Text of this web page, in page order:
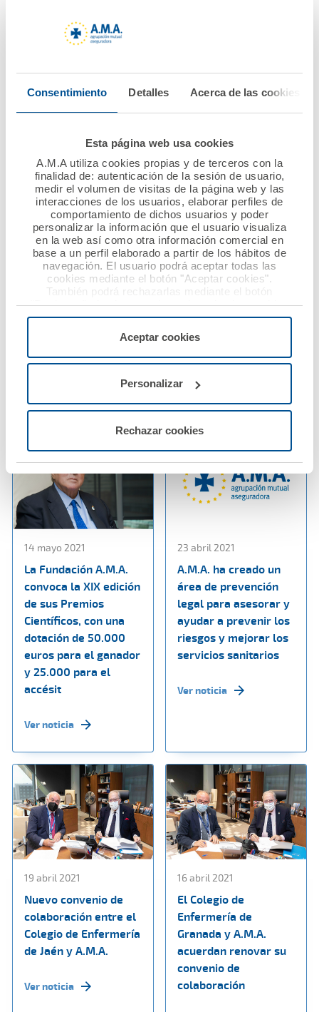
Consentimiento Detalles Acerca de las cookies
Esta página web usa cookies
A.M.A utiliza cookies propias y de terceros con la
finalidad de: autenticación de la sesión de usuario,
medir el volumen de visitas de la página web y las
interacciones de los usuarios, elaborar perfiles de
comportamiento de dichos usuarios y poder
personalizar la información que el usuario visualiza
en la web así como otra información comercial en
base a un perfil elaborado a partir de los hábitos de
navegación. El usuario podrá aceptar todas las
cookies mediante el botón "Aceptar cookies".
También podrá rechazarlas mediante el botón
"Rechazar", donde se rechazarán todas las cookies
menos las necesarias para permitir el acceso a los
configurarlas usando el botón “Personalizar".
Aceptar cookies
Personalizar
Rechazar cookies
colaboración entre
A.M.A. y el Colegio de
Ver noticia
60.000 euros
28 mayo 2021
A.M.A. aumenta su
hasta superar los 12
millones de euros
18 mayo 2021
Acuerdo de
Colegio de Enfermería
de Teruel y A.M.A.
14 mayo 2021
La Fundación A.M.A.
convoca la XIX edición
de sus Premios
Científicos, con una
dotación de 50.000
euros para el ganador
y 25.000 para el
accésit
Ver noticia
23 abril 2021
A.M.A. ha creado un
área de prevención
legal para asesorar y
ayudar a prevenir los
riesgos y mejorar los
servicios sanitarios
Ver noticia
19 abril 2021
Nuevo convenio de
colaboración entre el
Colegio de Enfermería
de Jaén y A.M.A.
Ver noticia
16 abril 2021
El Colegio de
Enfermería de
Granada y A.M.A.
acuerdan renovar su
convenio de
colaboración